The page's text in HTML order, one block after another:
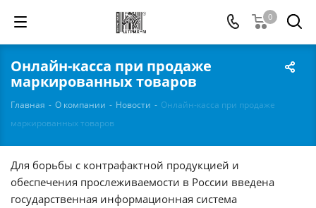
0
Онлайн-касса при продаже
маркированных товаров
Главная - О компании - Новости - Онлайн-касса при продаже
маркированных товаров
Для борьбы с контрафактной продукцией и
обеспечения прослеживаемости в России введена
государственная информационная система